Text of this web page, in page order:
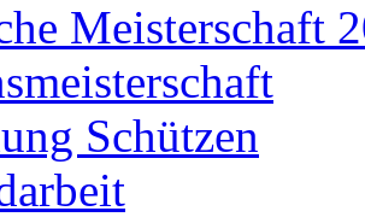
Meisterschaft
Schützen